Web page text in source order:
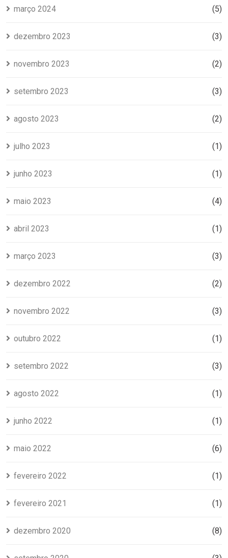
março 2024 (5)
dezembro 2023 (3)
novembro 2023 (2)
setembro 2023 (3)
agosto 2023 (2)
julho 2023 (1)
junho 2023 (1)
maio 2023 (4)
abril 2023 (1)
março 2023 (3)
dezembro 2022 (2)
novembro 2022 (3)
outubro 2022 (1)
setembro 2022 (3)
agosto 2022 (1)
junho 2022 (1)
maio 2022 (6)
fevereiro 2022 (1)
fevereiro 2021 (1)
dezembro 2020 (8)